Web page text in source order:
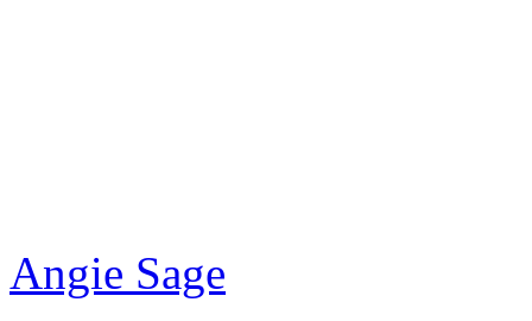
Angie Sage